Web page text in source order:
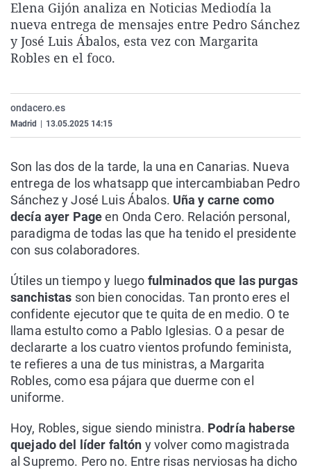
La rosa de los vientos
Gente viajera
Caso
Retornados
Extremadura
Galicia
Virales
Televisión
Elena Gijón analiza en Noticias Mediodía la
nueva entrega de mensajes entre Pedro Sánchez
y José Luis Ábalos, esta vez con Margarita
Robles en el foco.
ondacero.es
Madrid 13.05.2025 14:15
Son las dos de la tarde, la una en Canarias. Nueva
entrega de los whatsapp que intercambiaban Pedro
Sánchez y José Luis Ábalos. Uña y carne como
decía ayer Pageen Onda Cero. Relación personal,
paradigma de todas las que ha tenido el presidente
con sus colaboradores.
Útiles un tiempo y luego fulminados que las purgas
sanchistas son bien conocidas. Tan pronto eres el
confidente ejecutor que te quita de en medio. O te
llama estulto como a Pablo Iglesias. O a pesar de
declararte a los cuatro vientos profundo feminista,
te refieres a una de tus ministras, a Margarita
Robles, como esa pájara que duerme con el
uniforme.
Hoy, Robles, sigue siendo ministra. Podría haberse
quejado del líder faltón y volver como magistrada
al Supremo. Pero no. Entre risas nerviosas ha dicho